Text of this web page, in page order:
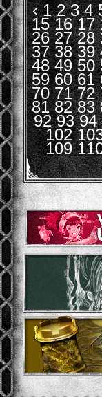
‹ 1 2 3 4
15 16 17
26 27 28
37 38 39
48 49 50
59 60 61
70 71 72
81 82 83
92 93 94
102
109